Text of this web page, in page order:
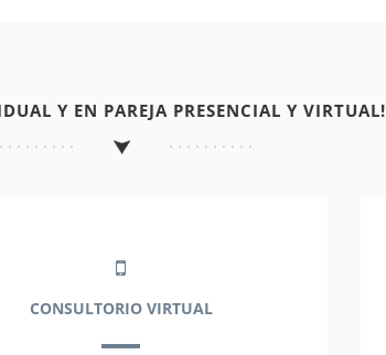
Y EN PAREJA PRESENCIAL Y VIRTUAL!
CONSULTORIO VIRTUAL